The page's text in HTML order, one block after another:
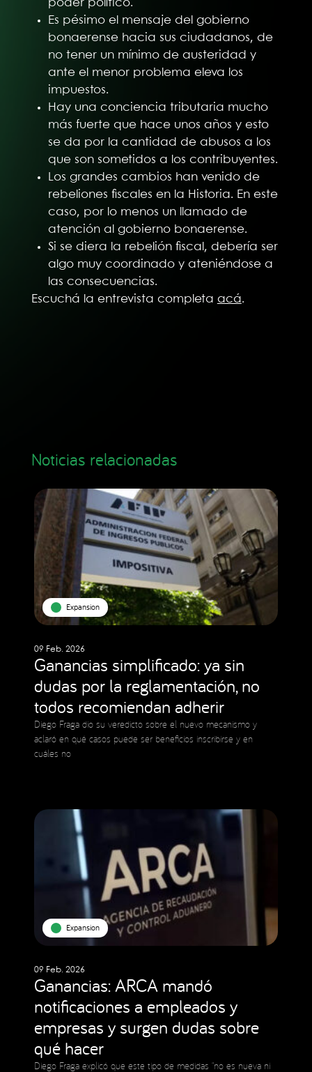
poder político.
Es pésimo el mensaje del gobierno
bonaerense hacia sus ciudadanos, de
no tener un mínimo de austeridad y
ante el menor problema eleva los
impuestos.
Hay una conciencia tributaria mucho
más fuerte que hace unos años y esto
se da por la cantidad de abusos a los
que son sometidos a los contribuyentes.
Los grandes cambios han venido de
rebeliones fiscales en la Historia. En este
caso, por lo menos un llamado de
atención al gobierno bonaerense.
Si se diera la rebelión fiscal, debería ser
algo muy coordinado y ateniéndose a
las consecuencias.
Escuchá la entrevista completa acá.
Noticias relacionadas
Expansion
09 Feb. 2026
Ganancias simplificado: ya sin
dudas por la reglamentación, no
todos recomiendan adherir
Diego Fraga dio su veredicto sobre el nuevo mecanismo y
aclaró en qué casos puede ser beneficios inscribirse y en
cuáles no
Expansion
09 Feb. 2026
Ganancias: ARCA mandó
notificaciones a empleados y
empresas y surgen dudas sobre
qué hacer
Diego Fraga explicó que este tipo de medidas “no es nueva ni